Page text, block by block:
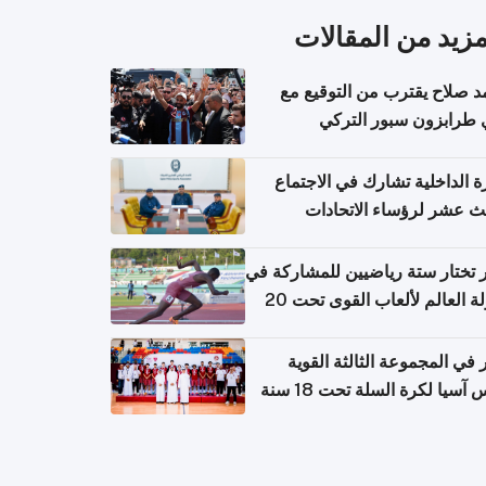
من المقالات
صلاح يقترب من التوقيع مع
طرابزون سبور التركي
الداخلية تشارك في الاجتماع
عشر لرؤساء الاتحادات
تختار ستة رياضيين للمشاركة في
بطولة العالم لألعاب القوى تحت 20
المجموعة الثالثة القوية
آسيا لكرة السلة تحت 18 سنة